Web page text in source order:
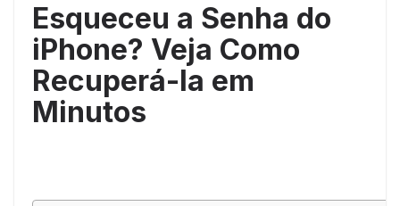
Esqueceu a Senha do
iPhone? Veja Como
Recuperá-la em
Minutos